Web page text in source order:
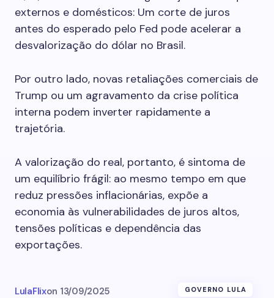
externos e domésticos: Um corte de juros
antes do esperado pelo Fed pode acelerar a
desvalorização do dólar no Brasil.
Por outro lado, novas retaliações comerciais de
Trump ou um agravamento da crise política
interna podem inverter rapidamente a
trajetória.
A valorização do real, portanto, é sintoma de
um equilíbrio frágil: ao mesmo tempo em que
reduz pressões inflacionárias, expõe a
economia às vulnerabilidades de juros altos,
tensões políticas e dependência das
exportações.
LulaFlixon 13/09/2025 GOVERNO LULA